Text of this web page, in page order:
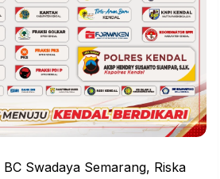
Swadaya Semarang, Riska